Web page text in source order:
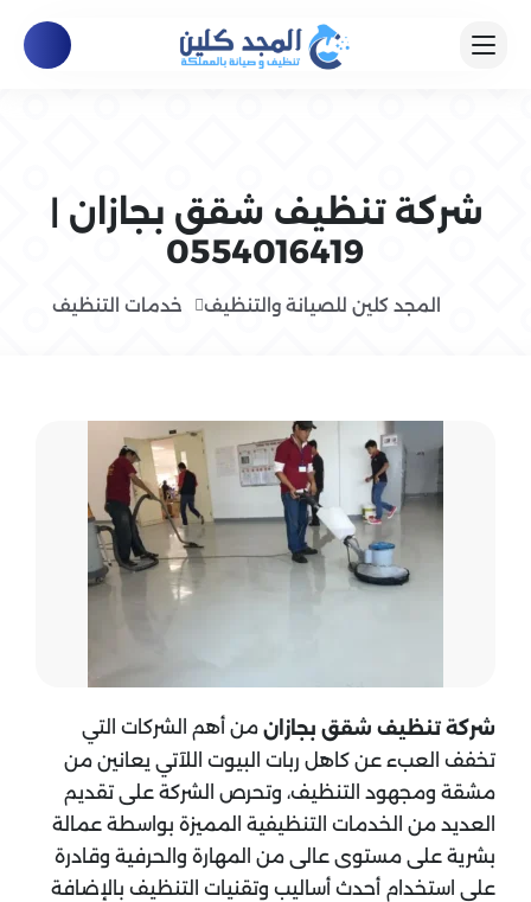
شركة تنظيف شقق بجازان |
0554016419
المجد كلين للصيانة والتنظيف خدمات التنظيف
شركة تنظيف شقق بجازان من أهم الشركات التي
تخفف العبء عن كاهل ربات البيوت اللآتي يعانين من
مشقة ومجهود التنظيف، وتحرص الشركة على تقديم
العديد من الخدمات التنظيفية المميزة بواسطة عمالة
بشرية على مستوى عالى من المهارة والحرفية وقادرة
على استخدام أحدث أساليب وتقنيات التنظيف بالإضافة